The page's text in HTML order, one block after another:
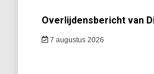
Overlijdensbericht van
7 augustus 2026